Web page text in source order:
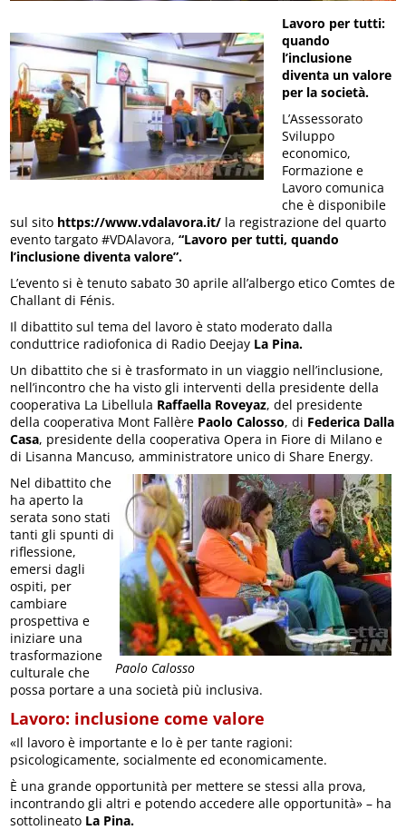
Lavoro per tutti:
quando
l’inclusione
diventa un valore
per la società.
L’Assessorato
Sviluppo
economico,
Formazione e
Lavoro comunica
che è disponibile
sul sito https://www.vdalavora.it/ la registrazione del quarto
evento targato #VDAlavora,“Lavoro per tutti, quando
l’inclusione diventa valore”.
L’evento si è tenuto sabato 30 aprile all’albergo etico Comtes de
Challant di Fénis.
Il dibattito sul tema del lavoro è stato moderato dalla
conduttrice radiofonica di Radio Deejay La Pina.
Un dibattito che si è trasformato in un viaggio nell’inclusione,
nell’incontro che ha visto gli interventi della presidente della
cooperativa La Libellula Raffaella Roveyaz, del presidente
della cooperativa Mont Fallère Paolo Calosso, di Federica Dalla
Casa, presidente della cooperativa Opera in Fiore di Milano e
di Lisanna Mancuso, amministratore unico di Share Energy.
Paolo Calosso
Nel dibattito che
ha aperto la
serata sono stati
tanti gli spunti di
riflessione,
emersi dagli
ospiti, per
cambiare
prospettiva e
iniziare una
trasformazione
culturale che
possa portare a una società più inclusiva.
Lavoro: inclusione come valore
«Il lavoro è importante e lo è per tante ragioni:
psicologicamente, socialmente ed economicamente.
È una grande opportunità per mettere se stessi alla prova,
incontrando gli altri e potendo accedere alle opportunità» – ha
sottolineato La Pina.